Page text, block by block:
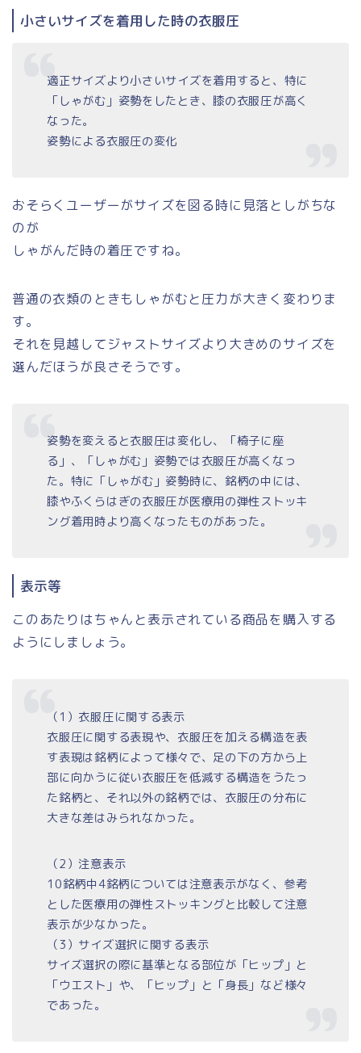
小さいサイズを着用した時の衣服圧
適正サイズより小さいサイズを着用すると、特に
「しゃがむ」姿勢をしたとき、膝の衣服圧が高く
なった。
姿勢による衣服圧の変化
おそらくユーザーがサイズを図る時に見落としがちな
のが
しゃがんだ時の着圧ですね。
普通の衣類のときもしゃがむと圧力が大きく変わりま
す。
それを見越してジャストサイズより大きめのサイズを
選んだほうが良さそうです。
姿勢を変えると衣服圧は変化し、「椅子に座
る」、「しゃがむ」姿勢では衣服圧が高くなっ
た。特に「しゃがむ」姿勢時に、銘柄の中には、
膝やふくらはぎの衣服圧が医療用の弾性ストッキ
ング着用時より高くなったものがあった。
表示等
このあたりはちゃんと表示されている商品を購入する
ようにしましょう。
（1）衣服圧に関する表示
衣服圧に関する表現や、衣服圧を加える構造を表
す表現は銘柄によって様々で、足の下の方から上
部に向かうに従い衣服圧を低減する構造をうたっ
た銘柄と、それ以外の銘柄では、衣服圧の分布に
大きな差はみられなかった。
（2）注意表示
10銘柄中4銘柄については注意表示がなく、参考
とした医療用の弾性ストッキングと比較して注意
表示が少なかった。
（3）サイズ選択に関する表示
サイズ選択の際に基準となる部位が「ヒップ」と
「ウエスト」や、「ヒップ」と「身長」など様々
であった。